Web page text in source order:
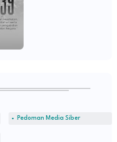
Pedoman Media Siber